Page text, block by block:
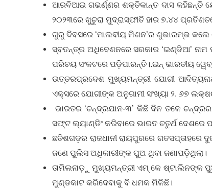
ଆରବିଆଇ ଗଭର୍ଣ୍ଣର ଶକ୍ତିକାନ୍ତ ଦାସ କହିଛନ୍ତି
୨୦୨୩ରେ ଖୁଚୁରା ମୁଦ୍ରାସ୍ଫୀତି ହାର ୭.୪୪
ଗୁରୁ ଦିବସରେ ‘ମାଲବୀୟ ମିଶନ’ର ଶୁଭାରମ୍ଭ କଲେ
ସ୍ବତନ୍ତ୍ର ଅଧିବେଶନରେ ସରକାର ‘ଇଣ୍ଡିଆ’ ନାମ
ପରିଚୟ ସଂକଟରେ ପଡ଼ିପାରନ୍ତି।.ଇନ୍ ଭାରତୀୟ
ଉତ୍ତରପ୍ରଦେଶ ମୁଖ୍ୟମନ୍ତ୍ରୀ ଯୋଗୀ
ଏକ୍ସରେ ଯୋଗୀଙ୍କ ଅନୁଗାମୀ ସଂଖ୍ୟା ୨. ୬୭
ଭାରତର ‘ଚନ୍ଦ୍ରଯାନ-୩’ କିଛି ଦିନ ତଳେ
ସଫ୍ଟ ଲ୍ୟାଣ୍ଡିଂ କରିବାରେ ଭାରତ ଚତୁର୍ଥ ଦେଶରେ
ଛତିଶଗଡ଼ର ରାଜଧାନୀ ରାୟପୁରରେ ଗତସପ୍ତାହରେ
ଜଣେ ପୁଲିସ ଅଧିକାରୀଙ୍କ ପୁଅ ଥିବା ଜଣାପଡ଼ିଥିଲା।
ତାମିଲନାଡ଼ୁ ମୁଖ୍ୟମନ୍ତ୍ରୀ ଏମ୍‌ କେ ଷ୍ଟାଲିନଙ୍କ ପୁଅ
ମୁଣ୍ଡକାଟ କରିଦେବାକୁ ବି ଧମକ ମିଳିଛି।